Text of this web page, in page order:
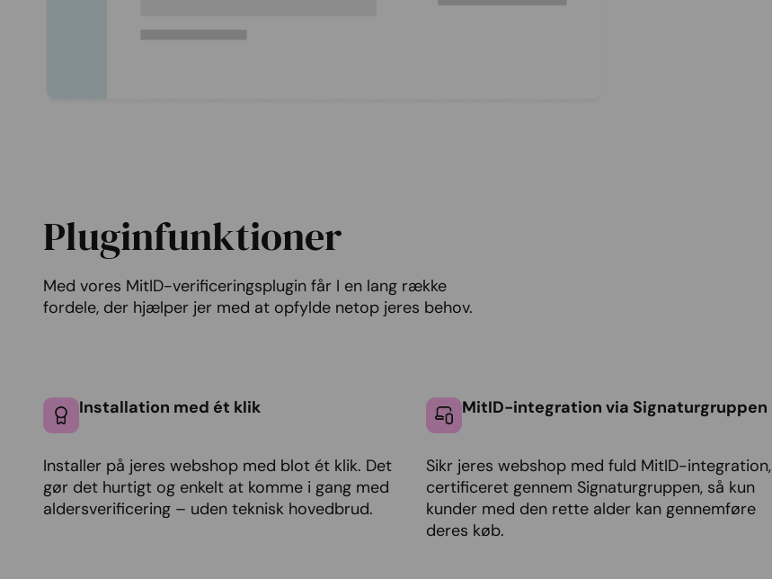
Pluginfunktioner
Med vores MitID-verificeringsplugin får I en lang række
fordele, der hjælper jer med at opfylde netop jeres behov.
Installation med ét klik
Installer på jeres webshop med blot ét klik. Det
gør det hurtigt og enkelt at komme i gang med
aldersverificering – uden teknisk hovedbrud.
MitID-integration via Signaturgruppen
Sikr jeres webshop med fuld MitID-integration,
certificeret gennem Signaturgruppen, så kun
kunder med den rette alder kan gennemføre
deres køb.